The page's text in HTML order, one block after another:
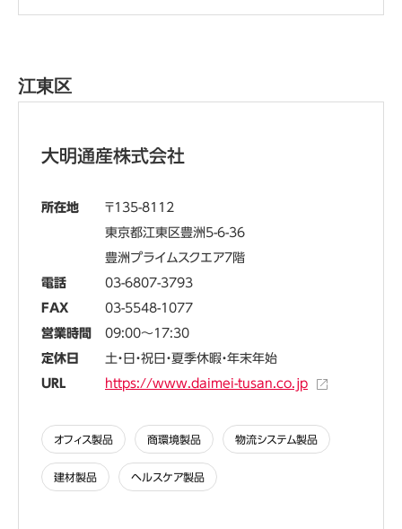
江東区
大明通産株式会社
所在地
135-8112
東京都江東区豊洲5-6-36
豊洲プライムスクエア7階
電話
03-6807-3793
FAX
03-5548-1077
営業時間
09:00～17:30
定休日
土・日・祝日・夏季休暇・年末年始
URL
https://www.daimei-tusan.co.jp
オフィス製品 商環境製品 物流システム製品
建材製品 ヘルスケア製品